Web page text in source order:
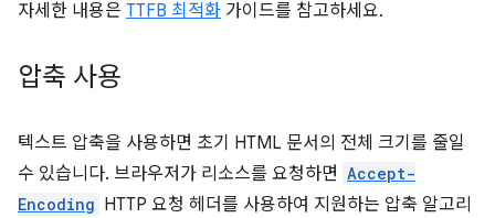
자세한 내용은 TTFB 최적화 가이드를 참고하세요.
압축 사용
텍스트 압축을 사용하면 초기 HTML 문서의 전체 크기를 줄일
수 있습니다. 브라우저가 리소스를 요청하면 Accept-
Encoding HTTP 요청 헤더를 사용하여 지원하는 압축 알고리